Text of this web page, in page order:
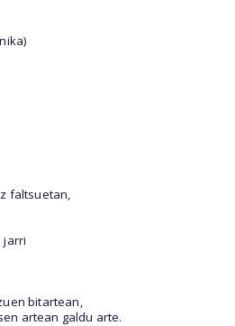
faltsuetan,
jarri
bitartean,
artean galdu arte.